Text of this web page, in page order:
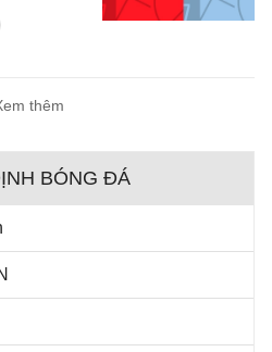
thêm
BÓNG ĐÁ